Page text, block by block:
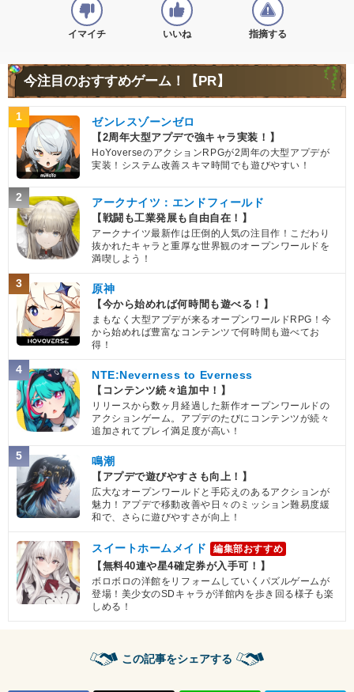
イマイチ いいね 指摘する
今注目のおすすめゲーム！【PR】
1 ゼンレスゾーンゼロ
【2周年大型アプデで強キャラ実装！】
HoYoverseのアクションRPGが2周年の大型アプデが
実装！システム改善スキマ時間でも遊びやすい！
2 アークナイツ：エンドフィールド
【戦闘も工業発展も自由自在！】
アークナイツ最新作は圧倒的人気の注目作！こだわり
抜かれたキャラと重厚な世界観のオープンワールドを
満喫しよう！
3 原神
【今から始めれば何時間も遊べる！】
まもなく大型アプデが来るオープンワールドRPG！今
から始めれば豊富なコンテンツで何時間も遊べてお
得！
4 NTE:Neverness to Everness
【コンテンツ続々追加中！】
リリースから数ヶ月経過した新作オープンワールドの
アクションゲーム。アプデのたびにコンテンツが続々
追加されてプレイ満足度が高い！
5 鳴潮
【アプデで遊びやすさも向上！】
広大なオープンワールドと手応えのあるアクションが
魅力！アプデで移動改善や日々のミッション難易度緩
和で、さらに遊びやすさが向上！
スイートホームメイド 編集部おすすめ
【無料40連や星4確定券が入手可！】
ボロボロの洋館をリフォームしていくパズルゲームが
登場！美少女のSDキャラが洋館内を歩き回る様子も楽
しめる！
この記事をシェアする